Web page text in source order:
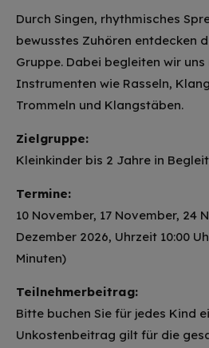
Durch Singen, rhythmisches
bewusstes Zuhören entdecken
Gruppe. Dabei begleiten wir
Instrumenten wie Rasseln,
Trommeln und Klangstäben.
Zielgruppe:
Kleinkinder bis 2 Jahre in
Termine:
10 November, 17 November, 24
Dezember 2026, Uhrzeit 10:00
Minuten)
Teilnehmerbeitrag:
Bitte buchen Sie für jedes Kind
Unkostenbeitrag gilt für die